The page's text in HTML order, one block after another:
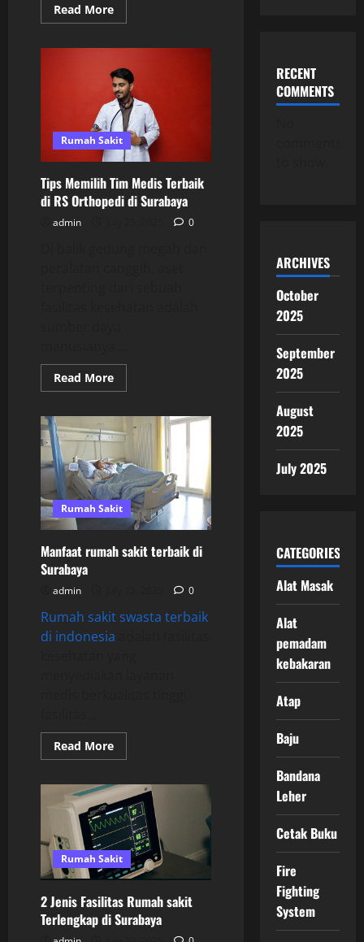
Read MoreRead
more
Mulut
Terdekat
Cepat
dan
Aman
untuk
Masalah
Gigi
Rumah Sakit
Tips Memilih Tim Medis Terbaik
di RS Orthopedi di Surabaya
admin 0
Read MoreRead
more
Memilih
Tim
Medis
Terbaik
di
RS
Orthopedi
di
Surabaya
Rumah Sakit
Manfaat rumah sakit terbaik di
Surabaya
admin 0
Rumah sakit swasta terbaik
di indonesia
Read MoreRead
more
rumah
sakit
terbaik
di
Surabaya
Rumah Sakit
2 Jenis Fasilitas Rumah sakit
Terlengkap di Surabaya
RECENT
COMMENTS
ARCHIVES
October
2025
September
2025
August
2025
July 2025
CATEGORIES
Alat Masak
Alat
pemadam
kebakaran
Atap
Baju
Bandana
Leher
Cetak Buku
Fire
Fighting
System